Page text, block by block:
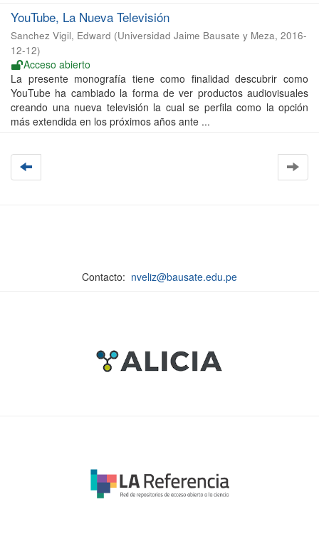
YouTube, La Nueva Televisión
Sanchez Vigil, Edward (Universidad Jaime Bausate y Meza, 2016-
12-12)
Acceso abierto
La presente monografía tiene como finalidad descubrir como
YouTube ha cambiado la forma de ver productos audiovisuales
creando una nueva televisión la cual se perfila como la opción
más extendida en los próximos años ante ...
Contacto: nveliz@bausate.edu.pe